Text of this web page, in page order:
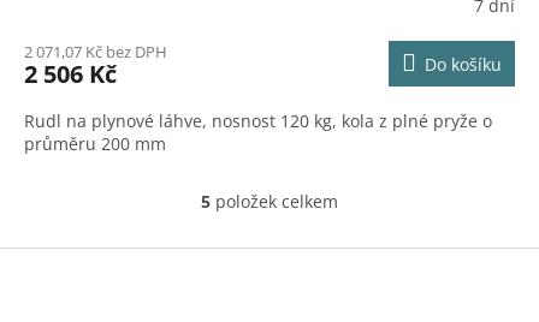
M
A
7 dní
2 071,07 Kč bez DPH
2 506 Kč Do košíku
Rudl na plynové láhve, nosnost 120 kg, kola z plné pryže o
průměru 200 mm
O
l
5 položek celkem
Z